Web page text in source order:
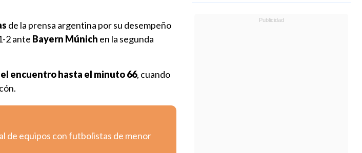
de la prensa argentina por su desempeño
2 ante Bayern Múnich en la segunda
encuentro hasta el minuto 66, cuando
de equipos con futbolistas de menor